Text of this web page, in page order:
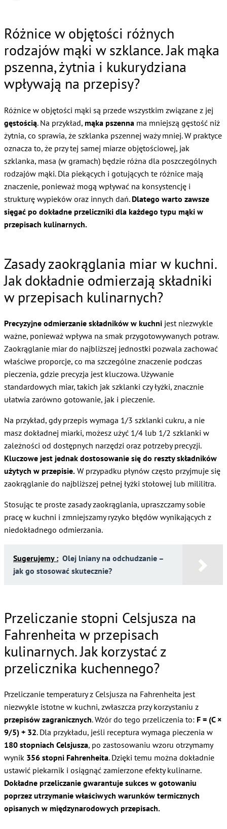
Różnice w objętości różnych
rodzajów mąki w szklance. Jak mąka
pszenna, żytnia i kukurydziana
wpływają na przepisy?
Różnice w objętości mąki są przede wszystkim związane z jej
gęstością. Na przykład, mąka pszenna ma mniejszą gęstość niż
żytnia, co sprawia, że szklanka pszennej waży mniej. W praktyce
oznacza to, że przy tej samej miarze objętościowej, jak
szklanka, masa (w gramach) będzie różna dla poszczególnych
rodzajów mąki. Dla piekących i gotujących te różnice mają
znaczenie, ponieważ mogą wpływać na konsystencję i
strukturę wypieków oraz innych dań. Dlatego warto zawsze
sięgać po dokładne przeliczniki dla każdego typu mąki w
przepisach kulinarnych.
Zasady zaokrąglania miar w kuchni.
Jak dokładnie odmierzają składniki
w przepisach kulinarnych?
Precyzyjne odmierzanie składników w kuchni jest niezwykle
ważne, ponieważ wpływa na smak przygotowywanych potraw.
Zaokrąglanie miar do najbliższej jednostki pozwala zachować
właściwe proporcje, co ma szczególne znaczenie podczas
pieczenia, gdzie precyzja jest kluczowa. Używanie
standardowych miar, takich jak szklanki czy łyżki, znacznie
ułatwia zarówno gotowanie, jak i pieczenie.
Na przykład, gdy przepis wymaga 1/3 szklanki cukru, a nie
masz dokładnej miarki, możesz użyć 1/4 lub 1/2 szklanki w
zależności od dostępnych narzędzi oraz potrzeby precyzji.
Kluczowe jest jednak dostosowanie się do reszty składników
użytych w przepisie. W przypadku płynów często przyjmuje się
zaokrąglanie do najbliższej pełnej łyżki stołowej lub mililitra.
Stosując te proste zasady zaokrąglania, upraszczamy sobie
pracę w kuchni i zmniejszamy ryzyko błędów wynikających z
niedokładnego odmierzania.
Sugerujemy : Olej lniany na odchudzanie –
jak go stosować skutecznie?
Przeliczanie stopni Celsjusza na
Fahrenheita w przepisach
kulinarnych. Jak korzystać z
przelicznika kuchennego?
Przeliczanie temperatury z Celsjusza na Fahrenheita jest
niezwykle istotne w kuchni, zwłaszcza przy korzystaniu z
przepisów zagranicznych. Wzór do tego przeliczenia to: F = (C ×
9/5) + 32. Dla przykładu, jeśli receptura wymaga pieczenia w
180 stopniach Celsjusza, po zastosowaniu wzoru otrzymamy
wynik 356 stopni Fahrenheita. Dzięki temu można dokładnie
ustawić piekarnik i osiągnąć zamierzone efekty kulinarne.
Dokładne przeliczanie gwarantuje sukces w gotowaniu
poprzez utrzymanie właściwych warunków termicznych
opisanych w międzynarodowych przepisach.